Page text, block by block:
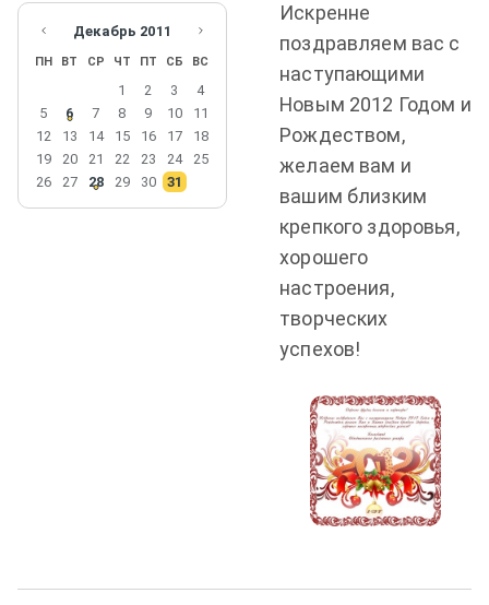
Декабрь 2011
ПН ВТ СР ЧТ ПТ СБ ВС
1 2 3
4
5
6 7 8 9 10
11
12
13 14 15 16 17
18
19
20 21 22 23 24
25
26
27 28 29 30 31
Искренне
поздравляем вас с
наступающими
Новым 2012 Годом и
Рождеством,
желаем вам и
вашим близким
крепкого здоровья,
хорошего
настроения,
творческих
успехов!